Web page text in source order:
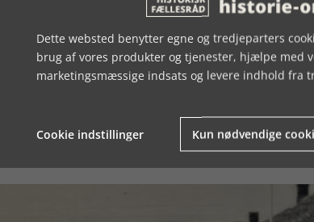
4.50 og 5.30 langs med hovedvejene tæt ved grænsen. Det
knap ni kilometer nord for Kruså grænse. På dette sted fik de
på halvdelen af den tyske kolonnes køretøjer. Efter en lille halv
beskød tilbagetoget, men ramte kun vejtræer og Lundtoft Kro.
Nogenlunde samme billede tegnede sig andre steder,
tyske. Der blev kæmpet med mod, men tyskerne var
i området ivrighed for at hjælpe tyskerne, mens de viste
fandt stødende. På fire timer omkom 11 danske soldater og
Der var også flere civile, der mistede livet. Dermed var der
Dette websted benytter egne og tredjeparters
brug af vores produkter og tjenester, hjælpe med
marketingsmæssige indsats og levere indhold fra
Cookie indstillinger Kun nødvendige